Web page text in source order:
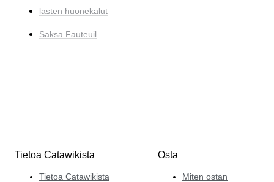
lasten huonekalut
Saksa Fauteuil
Tietoa Catawikista
Tietoa Catawikista
Osta
Miten ostan